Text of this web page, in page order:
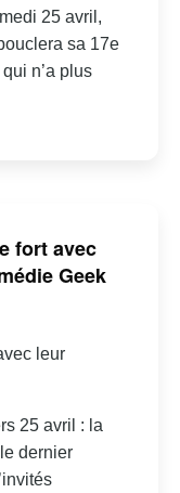
25 avril,
sa 17e
n’a plus
fort avec
Geek
leur
25 avril : la
dernier